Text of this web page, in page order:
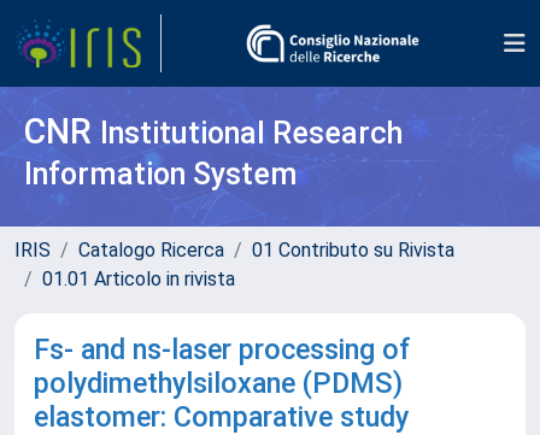
CNR Institutional Research
Information System
IRIS Catalogo Ricerca
01 Contributo su Rivista
01.01 Articolo in rivista
Fs- and ns-laser processing of
polydimethylsiloxane (PDMS)
elastomer: Comparative study